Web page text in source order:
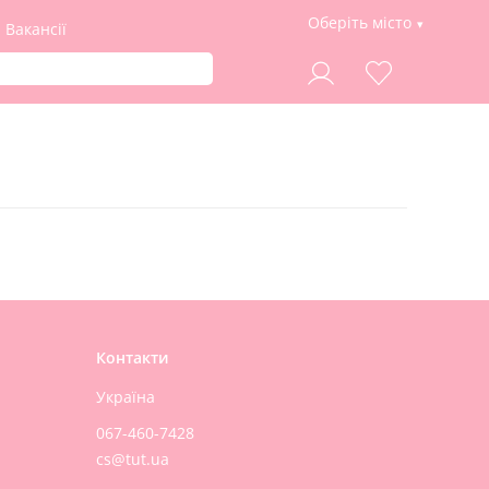
Вакансії Оберіть місто
Контакти
Україна
067-460-7428
cs@tut.ua